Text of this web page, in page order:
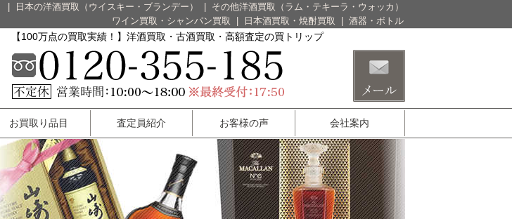
日本の洋酒買取（ウイスキー・ブランデー）
その他洋酒買取（ラム・テキーラ・ウォッカ）
ワイン買取・シャンパン買取
日本酒買取・焼酎買取 酒器・ボトル
【100万点の買取実績！】洋酒買取・古酒買取・高額査定の買トリップ
お買取り品目 査定員紹介 お客様の声 会社案内